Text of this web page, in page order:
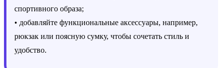
спортивного образа;
• добавляйте функциональные аксессуары, например,
рюкзак или поясную сумку, чтобы сочетать стиль и
удобство.